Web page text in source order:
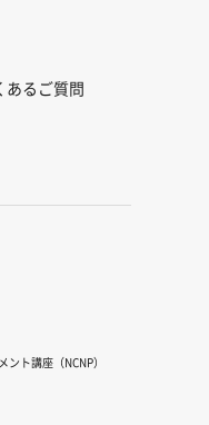
あるご質問
ト講座（NCNP）